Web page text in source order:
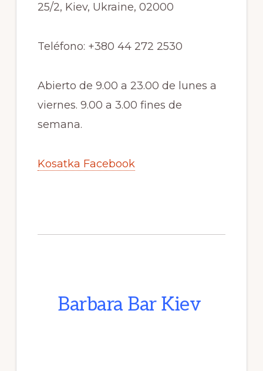
25/2, Kiev, Ukraine, 02000
Teléfono: +380 44 272 2530
Abierto de 9.00 a 23.00 de lunes a
viernes. 9.00 a 3.00 fines de
semana.
Kosatka Facebook
Barbara Bar Kiev